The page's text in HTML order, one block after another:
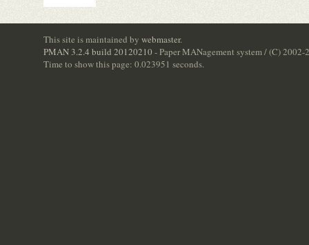
This site is maintained by webmaster.
PMAN 3.2.4 build 20120210 - Paper MANagement system / (C)
Time to show this page: 0.023951 seconds.